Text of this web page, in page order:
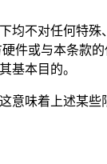
均不对任何特
件或与本条款
基本目的。
味着上述某